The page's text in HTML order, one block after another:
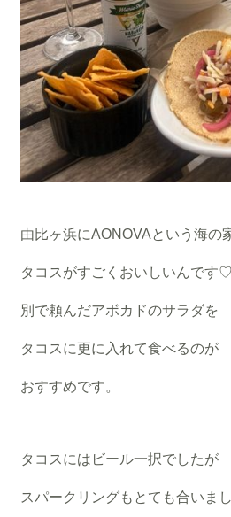
由比ヶ浜にAONOVAという海の
タコスがすごくおいしいんです♡
別で頼んだアボカドのサラダを
タコスに更に入れて食べるのが
おすすめです。
タコスにはビール一択でしたが
スパークリングもとても合いま